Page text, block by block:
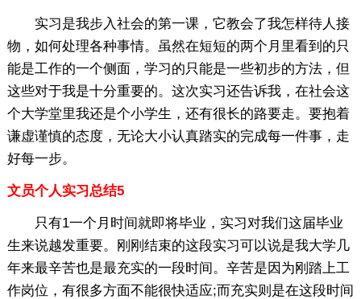
实习是我步入社会的第一课，它教会了我怎样待人接
物，如何处理各种事情。虽然在短短的两个月里看到的只
能是工作的一个侧面，学习的只能是一些初步的方法，但
这些对于我是十分重要的。这次实习还告诉我，在社会这
个大学堂里我还是个小学生，还有很长的路要走。要抱着
谦虚谨慎的态度，无论大小认真踏实的完成每一件事，走
好每一步。
文员个人实习总结5
只有1一个月时间就即将毕业，实习对我们这届毕业
生来说越发重要。刚刚结束的这段实习可以说是我大学几
年来最辛苦也是最充实的一段时间。辛苦是因为刚踏上工
作岗位，有很多方面不能很快适应;而充实则是在这段时间